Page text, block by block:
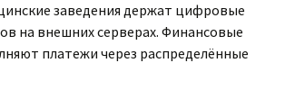
заведения держат цифровые
на внешних серверах. Финансовые
платежи через распределённые